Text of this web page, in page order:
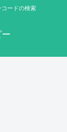
ードの検索